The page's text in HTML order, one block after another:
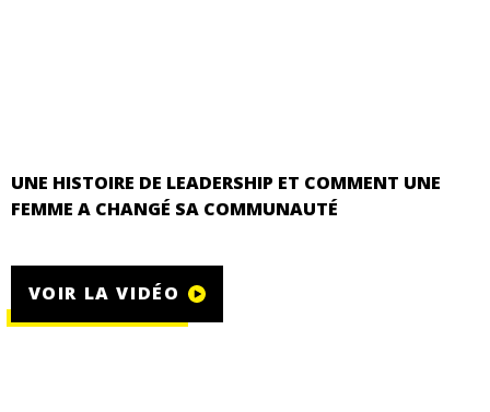
UNE HISTOIRE DE LEADERSHIP ET COMMENT UNE
FEMME A CHANGÉ SA COMMUNAUTÉ
VOIR LA VIDÉO